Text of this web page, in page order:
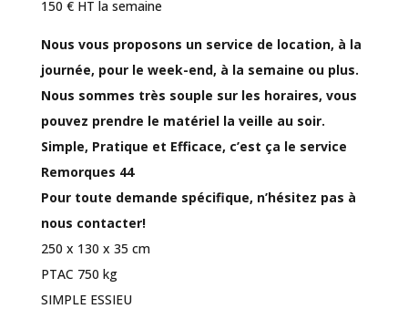
150 € HT la semaine
Nous vous proposons un service de location, à la
journée, pour le week-end, à la semaine ou plus.
Nous sommes très souple sur les horaires, vous
pouvez prendre le matériel la veille au soir.
Simple, Pratique et Efficace, c’est ça le service
Remorques 44
Pour toute demande spécifique, n’hésitez pas à
nous contacter!
250 x 130 x 35 cm
PTAC 750 kg
SIMPLE ESSIEU